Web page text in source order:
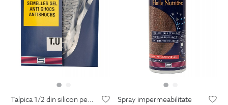
talpica 1/2 din silicon pentru incaltaminte
spray impermeabilitate